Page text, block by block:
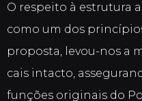
O respeito à estrutura
como um dos
proposta, levou-nos a
cais intacto,
funções originais do